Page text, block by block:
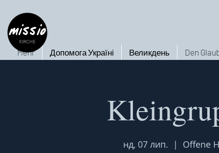
Den
Великдень
Допомога Україні
Mehr
нд, 07 лип.
  |
Offene